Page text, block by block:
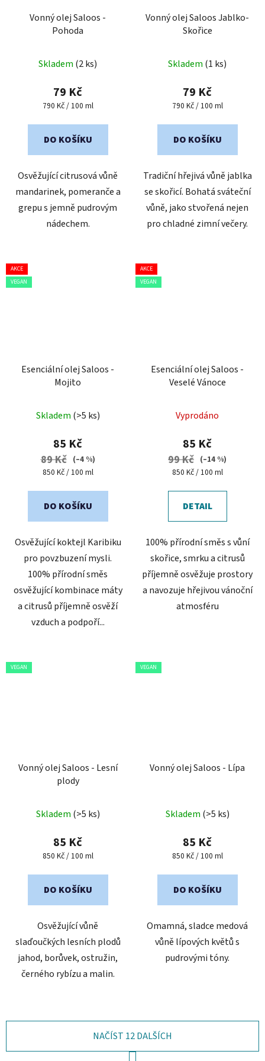
Vonný olej Saloos -
Pohoda
Skladem (2 ks)
79 Kč
Měrná
790 Kč / 100 ml
DO KOŠÍKU
Osvěžující citrusová vůně
mandarinek, pomeranče a
grepu s jemně pudrovým
nádechem.
Vonný olej Saloos Jablko-
Skořice
Skladem (1 ks)
79 Kč
Měrná
790 Kč / 100 ml
DO KOŠÍKU
Tradiční hřejivá vůně jablka
se skořicí. Bohatá sváteční
vůně, jako stvořená nejen
pro chladné zimní večery.
AKCE
VEGAN
Esenciální olej Saloos -
Mojito
hodnocení
produktu
je
5,0
5
Skladem (>5 ks)
85 Kč
89 Kč
(–4 %)
Měrná
850 Kč / 100 ml
DO KOŠÍKU
Osvěžující koktejl Karibiku
pro povzbuzení mysli.
100% přírodní směs
osvěžující kombinace máty
a citrusů příjemně osvěží
vzduch a podpoří...
AKCE
VEGAN
Esenciální olej Saloos -
Veselé Vánoce
Vyprodáno
85 Kč
99 Kč (–14 %)
Měrná
850 Kč / 100 ml
DETAIL
100% přírodní směs s vůní
skořice, smrku a citrusů
příjemně osvěžuje prostory
a navozuje hřejivou vánoční
atmosféru
VEGAN
Vonný olej Saloos - Lesní
plody
Skladem (>5 ks)
85 Kč
Měrná
850 Kč / 100 ml
DO KOŠÍKU
Osvěžující vůně
slaďoučkých lesních plodů
jahod, borůvek, ostružin,
černého rybízu a malin.
VEGAN
Vonný olej Saloos - Lípa
Skladem (>5 ks)
85 Kč
Měrná
850 Kč / 100 ml
DO KOŠÍKU
Omamná, sladce medová
vůně lípových květů s
pudrovými tóny.
NAČÍST 12 DALŠÍCH
S